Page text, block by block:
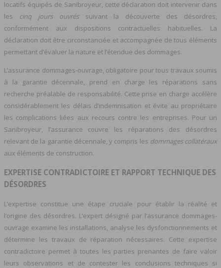
locatifs équipés de Sanibroyeur, cette déclaration doit intervenir dans
les cinq jours ouvrés suivant la découverte des désordres,
conformément aux dispositions contractuelles habituelles. La
déclaration doit être circonstanciée et accompagnée de tous éléments
permettant d’évaluer la nature et l’étendue des dommages.
L’assurance dommages-ouvrage, obligatoire pour tous travaux soumis
à la garantie décennale, prend en charge les réparations sans
recherche préalable de responsabilité. Cette prise en charge accélère
considérablement les délais d’indemnisation et évite au propriétaire
les complications liées aux recours contre les entreprises. Pour un
Sanibroyeur, l’assurance couvre les réparations des désordres
relevant de la garantie décennale, y compris les dommages collatéraux
aux éléments de construction.
EXPERTISE CONTRADICTOIRE ET RAPPORT TECHNIQUE DES
DÉSORDRES
L’expertise constitue une étape cruciale pour établir la réalité et
l’origine des désordres. L’expert désigné par l’assurance dommages-
ouvrage examine les installations, analyse les dysfonctionnements et
détermine les travaux de réparation nécessaires. Cette expertise
contradictoire permet à toutes les parties prenantes de faire valoir
leurs observations et de contester les conclusions techniques si